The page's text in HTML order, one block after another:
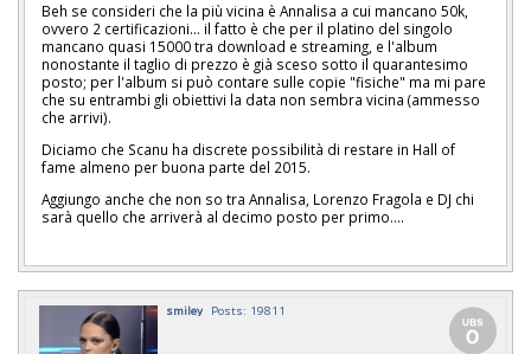
Beh se consideri che la più vicina è Annalisa a cui mancano 50k,
ovvero 2 certificazioni... il fatto è che per il platino del singolo
mancano quasi 15000 tra download e streaming, e l'album
nonostante il taglio di prezzo è già sceso sotto il quarantesimo
posto; per l'album si può contare sulle copie "fisiche" ma mi pare
che su entrambi gli obiettivi la data non sembra vicina (ammesso
che arrivi).
Diciamo che Scanu ha discrete possibilità di restare in Hall of
fame almeno per buona parte del 2015.
Aggiungo anche che non so tra Annalisa, Lorenzo Fragola e DJ chi
sarà quello che arriverà al decimo posto per primo....
smiley Posts: 19811